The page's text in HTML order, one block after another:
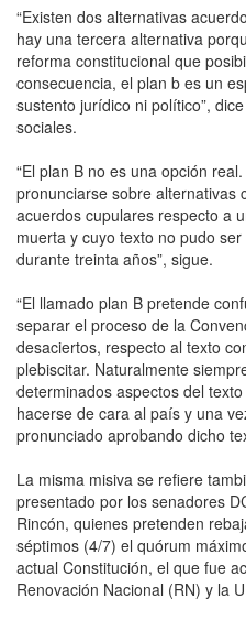
“Existen dos alternativas
hay una tercera alternativa
reforma constitucional que
consecuencia, el plan b es un
sustento jurídico ni político”,
sociales.
“El plan B no es una opción
pronunciarse sobre alternativas
acuerdos cupulares respecto a
muerta y cuyo texto no pudo
durante treinta años”, sigue.
“El llamado plan B pretende
separar el proceso de la
desaciertos, respecto al texto
plebiscitar. Naturalmente
determinados aspectos del
hacerse de cara al país y una
pronunciado aprobando dicho
La misma misiva se refiere
presentado por los senadores
Rincón, quienes pretenden
séptimos (4/7) el quórum
actual Constitución, el que fue
Renovación Nacional (RN) y la